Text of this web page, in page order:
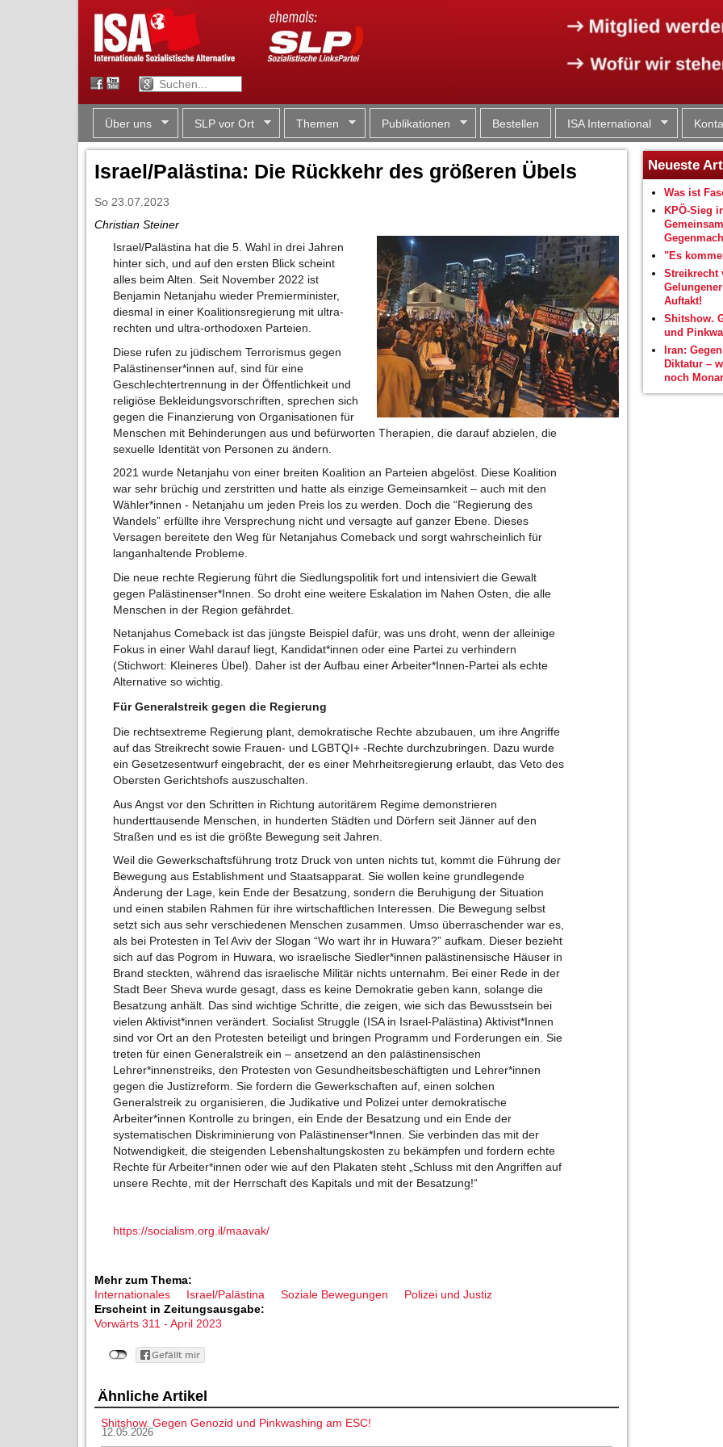
Über uns SLP vor Ort Themen Publikationen Bestellen ISA International
Israel/Palästina: Die Rückkehr des größeren Übels
So 23.07.2023
Christian Steiner
Israel/Palästina hat die 5. Wahl in drei Jahren
hinter sich, und auf den ersten Blick scheint
alles beim Alten. Seit November 2022 ist
Benjamin Netanjahu wieder Premierminister,
diesmal in einer Koalitionsregierung mit ultra-
rechten und ultra-orthodoxen Parteien.
Diese rufen zu jüdischem Terrorismus gegen
Palästinenser*innen auf, sind für eine
Geschlechtertrennung in der Öffentlichkeit und
religiöse Bekleidungsvorschriften, sprechen sich
gegen die Finanzierung von Organisationen für
Menschen mit Behinderungen aus und befürworten Therapien, die darauf abzielen, die
sexuelle Identität von Personen zu ändern.
2021 wurde Netanjahu von einer breiten Koalition an Parteien abgelöst. Diese Koalition
war sehr brüchig und zerstritten und hatte als einzige Gemeinsamkeit – auch mit den
Wähler*innen - Netanjahu um jeden Preis los zu werden. Doch die “Regierung des
Wandels” erfüllte ihre Versprechung nicht und versagte auf ganzer Ebene. Dieses
Versagen bereitete den Weg für Netanjahus Comeback und sorgt wahrscheinlich für
langanhaltende Probleme.
Die neue rechte Regierung führt die Siedlungspolitik fort und intensiviert die Gewalt
gegen Palästinenser*Innen. So droht eine weitere Eskalation im Nahen Osten, die alle
Menschen in der Region gefährdet.
Netanjahus Comeback ist das jüngste Beispiel dafür, was uns droht, wenn der alleinige
Fokus in einer Wahl darauf liegt, Kandidat*innen oder eine Partei zu verhindern
(Stichwort: Kleineres Übel). Daher ist der Aufbau einer Arbeiter*Innen-Partei als echte
Alternative so wichtig.
Für Generalstreik gegen die Regierung
Die rechtsextreme Regierung plant, demokratische Rechte abzubauen, um ihre Angriffe
auf das Streikrecht sowie Frauen- und LGBTQI+ -Rechte durchzubringen. Dazu wurde
ein Gesetzesentwurf eingebracht, der es einer Mehrheitsregierung erlaubt, das Veto des
Obersten Gerichtshofs auszuschalten.
Aus Angst vor den Schritten in Richtung autoritärem Regime demonstrieren
hunderttausende Menschen, in hunderten Städten und Dörfern seit Jänner auf den
Straßen und es ist die größte Bewegung seit Jahren.
Weil die Gewerkschaftsführung trotz Druck von unten nichts tut, kommt die Führung der
Bewegung aus Establishment und Staatsapparat. Sie wollen keine grundlegende
Änderung der Lage, kein Ende der Besatzung, sondern die Beruhigung der Situation
und einen stabilen Rahmen für ihre wirtschaftlichen Interessen. Die Bewegung selbst
setzt sich aus sehr verschiedenen Menschen zusammen. Umso überraschender war es,
als bei Protesten in Tel Aviv der Slogan “Wo wart ihr in Huwara?” aufkam. Dieser bezieht
sich auf das Pogrom in Huwara, wo israelische Siedler*innen palästinensische Häuser in
Brand steckten, während das israelische Militär nichts unternahm. Bei einer Rede in der
Stadt Beer Sheva wurde gesagt, dass es keine Demokratie geben kann, solange die
Besatzung anhält. Das sind wichtige Schritte, die zeigen, wie sich das Bewusstsein bei
vielen Aktivist*innen verändert. Socialist Struggle (ISA in Israel-Palästina) Aktivist*Innen
sind vor Ort an den Protesten beteiligt und bringen Programm und Forderungen ein. Sie
treten für einen Generalstreik ein – ansetzend an den palästinensischen
Lehrer*innenstreiks, den Protesten von Gesundheitsbeschäftigten und Lehrer*innen
gegen die Justizreform. Sie fordern die Gewerkschaften auf, einen solchen
Generalstreik zu organisieren, die Judikative und Polizei unter demokratische
Arbeiter*innen Kontrolle zu bringen, ein Ende der Besatzung und ein Ende der
systematischen Diskriminierung von Palästinenser*Innen. Sie verbinden das mit der
Notwendigkeit, die steigenden Lebenshaltungskosten zu bekämpfen und fordern echte
Rechte für Arbeiter*innen oder wie auf den Plakaten steht „Schluss mit den Angriffen auf
unsere Rechte, mit der Herrschaft des Kapitals und mit der Besatzung!“
https://socialism.org.il/maavak/
Mehr zum Thema:
Internationales
Israel/Palästina Soziale Bewegungen
Polizei und Justiz
Erscheint in Zeitungsausgabe:
Vorwärts 311 - April 2023
Ähnliche Artikel
Shitshow. Gegen Genozid und Pinkwashing am ESC!
12.05.2026
Neueste
Was ist
KPÖ-Sieg
"Es
Streikrecht
Auftakt!
Shitshow.
und
Iran:
Diktatur –
noch